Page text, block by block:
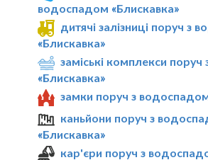
водоспадом «Блискавка»
дитячі залізниці поруч з
«Блискавка»
заміські комплекси
«Блискавка»
замки поруч з
каньйони поруч з
«Блискавка»
кар'єри поруч з